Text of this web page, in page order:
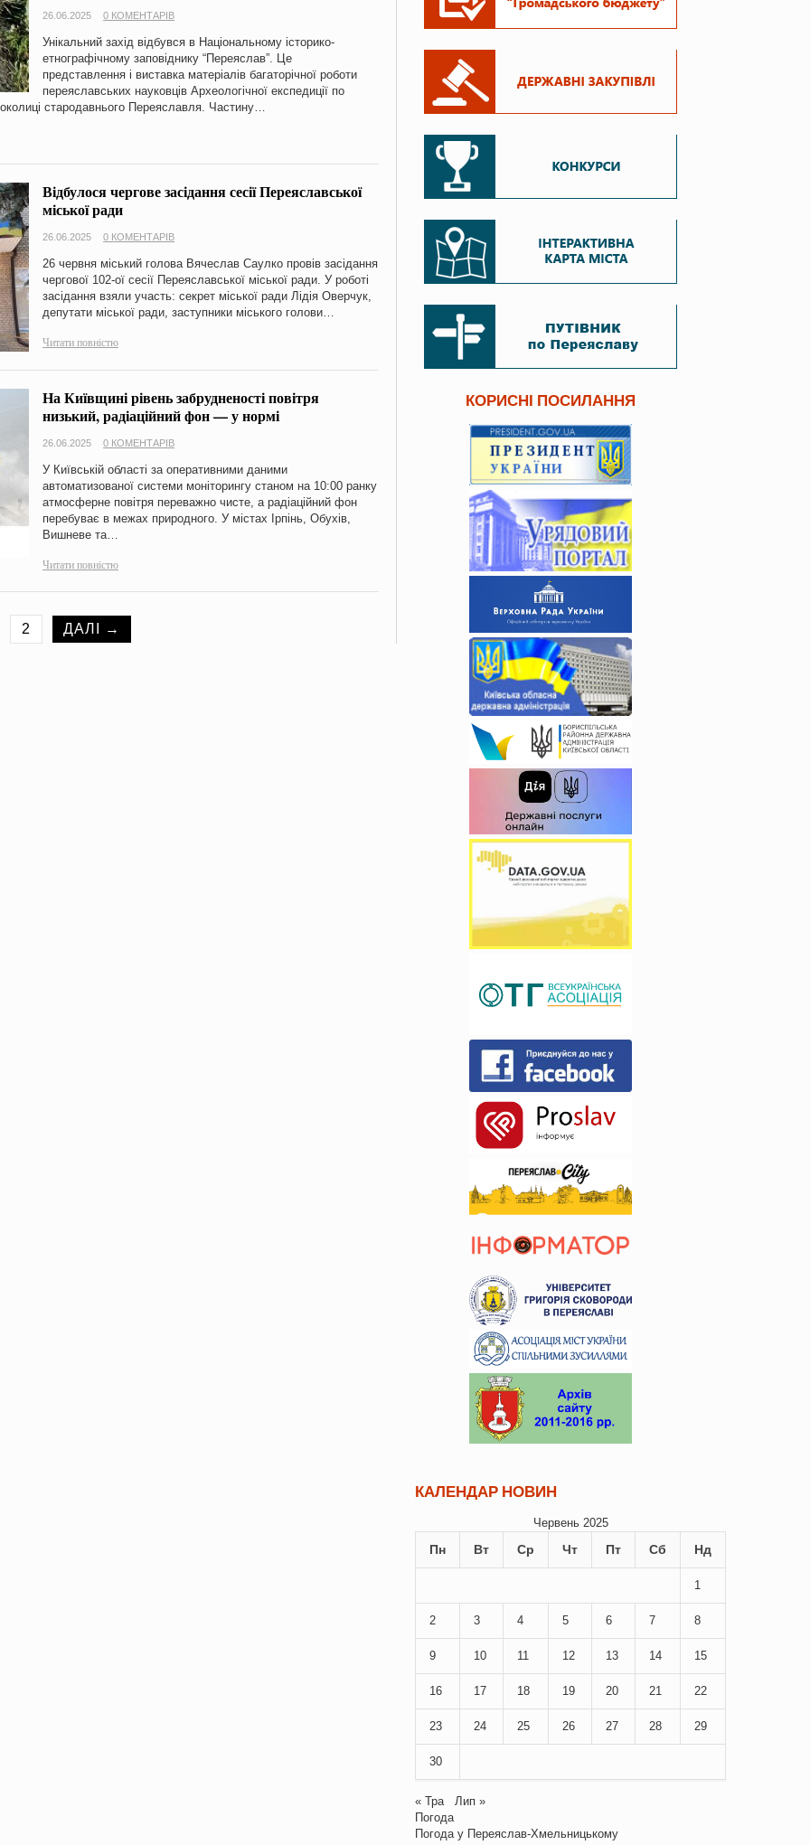
26.06.2025 0 КОМЕНТАРІВ
Унікальний захід відбувся в Національному історико-
етнографічному заповіднику “Переяслав”. Це
представлення і виставка матеріалів багаторічної роботи
переяславських науковців Археологічної експедиції по
стародавнього Переяславля. Частину…
Відбулося чергове засідання сесії Переяславської
міської ради
26.06.2025 0 КОМЕНТАРІВ
26 червня міський голова Вячеслав Саулко провів засідання
чергової 102-ої сесії Переяславської міської ради. У роботі
засідання взяли участь: секрет міської ради Лідія Оверчук,
депутати міської ради, заступники міського голови…
Читати повністю
На Київщині рівень забрудненості повітря
низький, радіаційний фон — у нормі
26.06.2025 0 КОМЕНТАРІВ
У Київській області за оперативними даними
автоматизованої системи моніторингу станом на 10:00 ранку
атмосферне повітря переважно чисте, а радіаційний фон
перебуває в межах природного. У містах Ірпінь, Обухів,
Вишневе та…
Читати повністю
2 ДАЛІ →
КОРИСНІ ПОСИЛАННЯ
КАЛЕНДАР НОВИН
Червень 2025
Пн Вт Ср Чт Пт Сб Нд
1
2 3 4 5 6 7 8
9 10 11 12 13 14 15
16 17 18 19 20 21 22
23 24 25 26 27 28 29
30
« Тра
Лип »
Погода
Погода у Переяслав-Хмельницькому